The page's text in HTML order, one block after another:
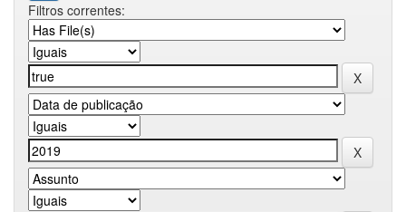
Filtros correntes: